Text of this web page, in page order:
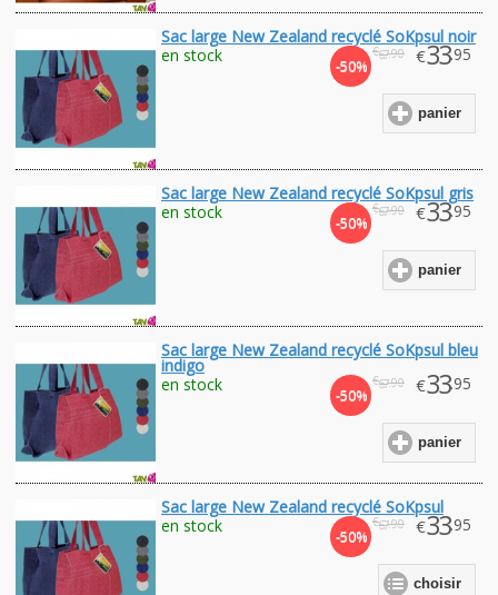
Sac large New Zealand recyclé SoKpsul noir
-50%
€67.90 €33.95
en stock
panier
Sac large New Zealand recyclé SoKpsul gris
-50%
€67.90 €33.95
en stock
panier
Sac large New Zealand recyclé SoKpsul bleu
indigo
-50%
€67.90 €33.95
en stock
panier
Sac large New Zealand recyclé SoKpsul
-50%
€67.90 €33.95
en stock
choisir